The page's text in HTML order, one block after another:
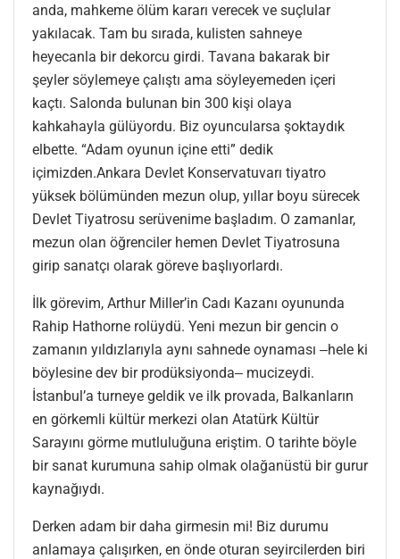
anda, mahkeme ölüm kararı verecek ve suçlular
yakılacak. Tam bu sırada, kulisten sahneye
heyecanla bir dekorcu girdi. Tavana bakarak bir
şeyler söylemeye çalıştı ama söyleyemeden içeri
kaçtı. Salonda bulunan bin 300 kişi olaya
kahkahayla gülüyordu. Biz oyuncularsa şoktaydık
elbette. “Adam oyunun içine etti” dedik
içimizden.Ankara Devlet Konservatuvarı tiyatro
yüksek bölümünden mezun olup, yıllar boyu sürecek
Devlet Tiyatrosu serüvenime başladım. O zamanlar,
mezun olan öğrenciler hemen Devlet Tiyatrosuna
girip sanatçı olarak göreve başlıyorlardı.
İlk görevim, Arthur Miller’in Cadı Kazanı oyununda
Rahip Hathorne rolüydü. Yeni mezun bir gencin o
zamanın yıldızlarıyla aynı sahnede oynaması ‒hele ki
böylesine dev bir prodüksiyonda‒ mucizeydi.
İstanbul’a turneye geldik ve ilk provada, Balkanların
en görkemli kültür merkezi olan Atatürk Kültür
Sarayını görme mutluluğuna eriştim. O tarihte böyle
bir sanat kurumuna sahip olmak olağanüstü bir gurur
kaynağıydı.
Derken adam bir daha girmesin mi! Biz durumu
anlamaya çalışırken, en önde oturan seyircilerden biri